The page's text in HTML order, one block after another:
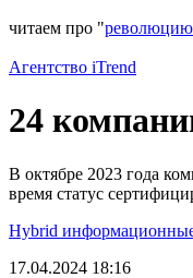
читаем про "революцию
Агентство iTrend
24
В октябре 2023 года
время статус
Hybrid
17.04.2024 18:16